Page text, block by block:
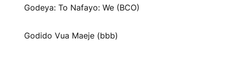
Godeya: To Nafayo: We (BCO)
Godido Vua Maeje (bbb)